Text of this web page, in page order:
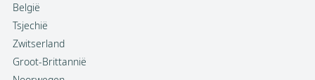
België
Tsjechië
Zwitserland
Groot-Brittannië